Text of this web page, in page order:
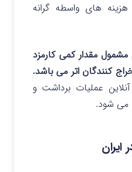
های واسطه گرانه
مشمول مقدار کمی کارمزد
کنندگان اتر می باشد.
عملیات برداشت و
می شود.